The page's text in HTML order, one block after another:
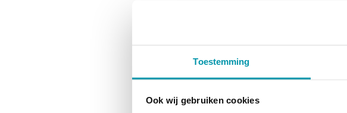
Toestemming
Ook wij gebruiken cookies